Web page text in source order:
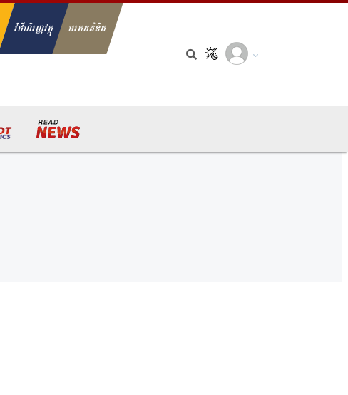
វិថីហិរញ្ញវត្ថុ មរតកគំនិត